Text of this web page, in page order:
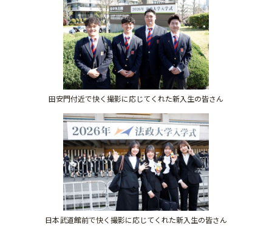
田安門付近で快く撮影に応じてくれた新入生の皆さん
日本武道館前で快く撮影に応じてくれた新入生の皆さん